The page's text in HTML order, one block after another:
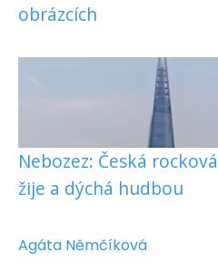
obrázcích
Nebozez: Česká
žije a dýchá hudbou
Agáta Němčíková